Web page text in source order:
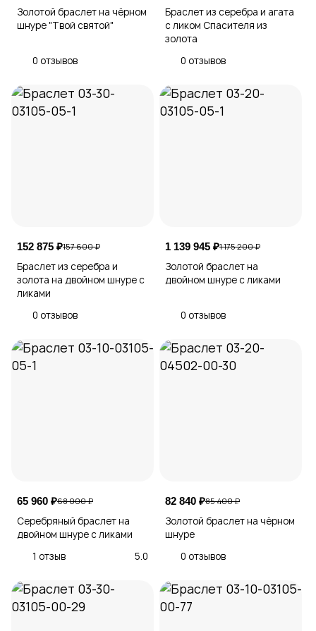
Золотой браслет на чёрном
шнуре "Твой святой"
0 отзывов
Браслет из серебра и агата
с ликом Спасителя из
золота
0 отзывов
152 875 ₽157 600 ₽
Браслет из серебра и
золота на двойном шнуре с
ликами
0 отзывов
1 139 945 ₽1 175 200 ₽
Золотой браслет на
двойном шнуре с ликами
0 отзывов
65 960 ₽68 000 ₽
Серебряный браслет на
двойном шнуре с ликами
1 отзыв
5.0
82 840 ₽85 400 ₽
Золотой браслет на чёрном
шнуре
0 отзывов